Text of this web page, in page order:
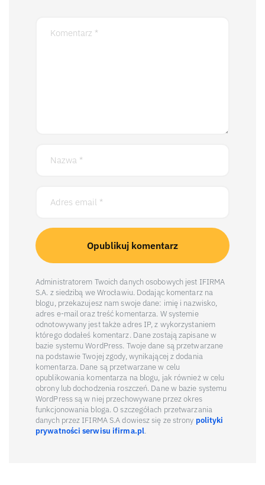
Administratorem Twoich danych osobowych jest IFIRMA
S.A. z siedzibą we Wrocławiu. Dodając komentarz na
blogu, przekazujesz nam swoje dane: imię i nazwisko,
adres e-mail oraz treść komentarza. W systemie
odnotowywany jest także adres IP, z wykorzystaniem
którego dodałeś komentarz. Dane zostają zapisane w
bazie systemu WordPress. Twoje dane są przetwarzane
na podstawie Twojej zgody, wynikającej z dodania
komentarza. Dane są przetwarzane w celu
opublikowania komentarza na blogu, jak również w celu
obrony lub dochodzenia roszczeń. Dane w bazie systemu
WordPress są w niej przechowywane przez okres
funkcjonowania bloga. O szczegółach przetwarzania
danych przez IFIRMA S.A dowiesz się ze strony polityki
prywatności serwisu ifirma.pl.